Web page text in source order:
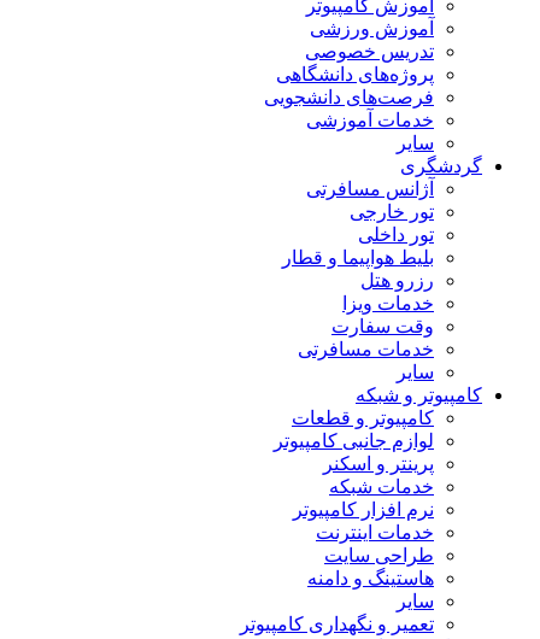
آموزش کامپیوتر
آموزش ورزشی
تدریس خصوصی
پروژه‌های دانشگاهی
فرصت‌های دانشجویی
خدمات آموزشی
سایر
گردشگری
آژانس مسافرتی
تور خارجی
تور داخلی
بلیط هواپیما و قطار
رزرو هتل
خدمات ویزا
وقت سفارت
خدمات مسافرتی
سایر
کامپیوتر و شبکه
کامپیوتر و قطعات
لوازم جانبی کامپیوتر
پرینتر و اسکنر
خدمات شبکه
نرم افزار کامپیوتر
خدمات اینترنت
طراحی سایت
هاستینگ و دامنه
سایر
تعمیر و نگهداری کامپیوتر